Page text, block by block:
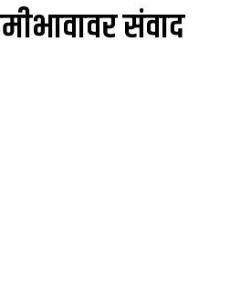
संवाद